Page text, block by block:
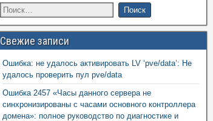
Свежие записи
Ошибка: не удалось активировать LV ‘pve/data’: Не
удалось проверить пул pve/data
Ошибка 2457 «Часы данного сервера не
синхронизированы с часами основного контроллера
домена»: полное руководство по диагностике и